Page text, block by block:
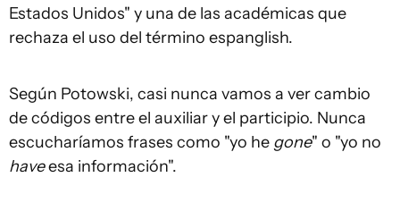
Estados Unidos" y una de las académicas que
rechaza el uso del término espanglish.
Según Potowski, casi nunca vamos a ver cambio
de códigos entre el auxiliar y el participio. Nunca
escucharíamos frases como "yo he gone" o "yo no
haveesa información".